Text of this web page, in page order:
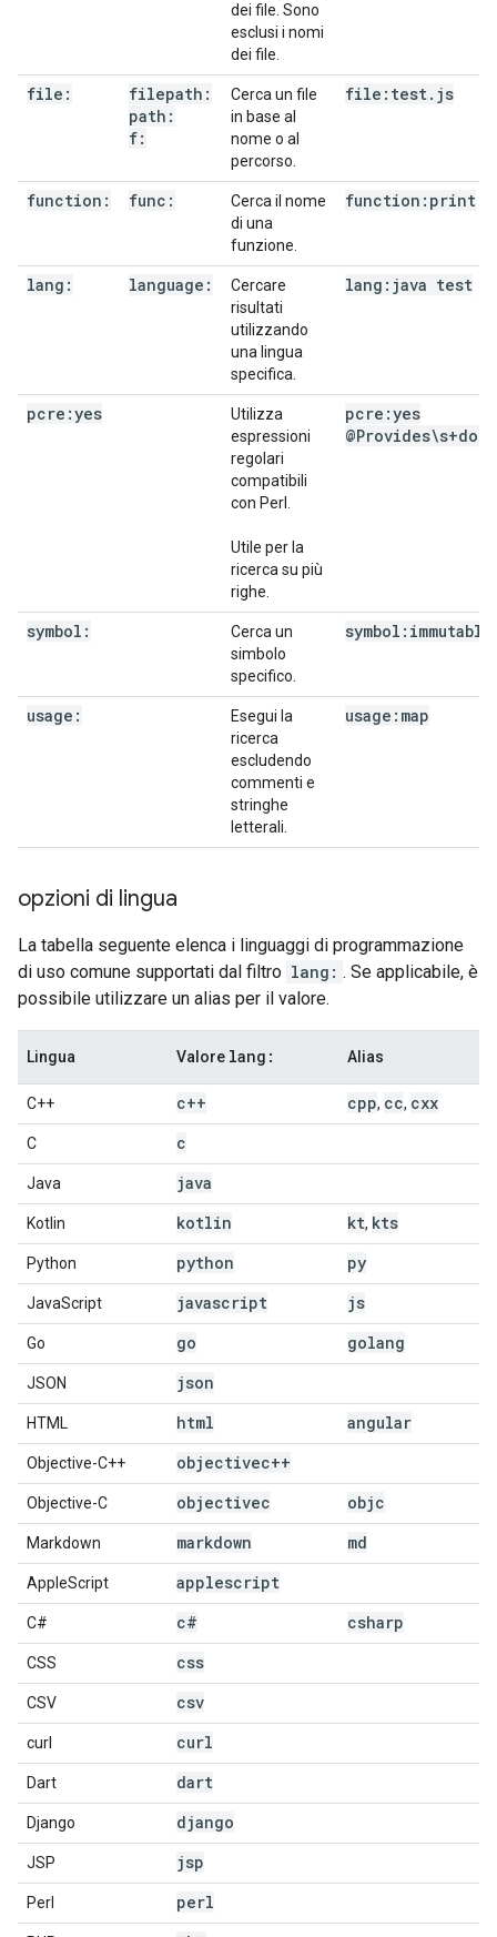
dei file. Sono
esclusi i nomi
dei file.
file:
filepath:
path:
f:
Cerca un file
in base al
nome o al
percorso.
file:test. js
function: func:
Cerca il nome
di una
funzione.
function:print
lang: language:
Cercare
risultati
utilizzando
una lingua
specifica.
lang:java test
pcre:yes
Utilizza
espressioni
regolari
compatibili
con Perl.
Utile per la
ricerca su più
righe.
pcre:yes
symbol:
Cerca un
simbolo
specifico.
symbol:immutable
usage:
Esegui la
ricerca
escludendo
commenti e
stringhe
letterali.
usage:map
opzioni di lingua
La tabella seguente elenca i linguaggi di programmazione
di uso comune supportati dal filtro lang: . Se applicabile, è
possibile utilizzare un alias per il valore.
Lingua Valore lang: Alias
C++ c++ cpp, cc, cxx
C c
Java java
Kotlin kotlin kt, kts
Python python py
JavaScript javascript js
Go go golang
JSON json
HTML html angular
Objective-C++ objectivec++
Objective-C objectivec objc
Markdown markdown md
AppleScript applescript
C# c# csharp
CSS css
CSV csv
curl curl
Dart dart
Django django
JSP jsp
Perl perl